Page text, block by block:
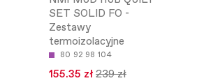
SET SOLID FO -
Zestawy
termoizolacyjne
80 92 98 104
155.35 zł 239 zł